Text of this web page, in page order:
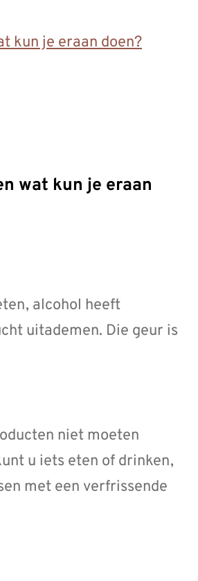
kun je eraan doen?
alcohol heeft
uitademen. Die geur is
niet moeten
u iets eten of drinken,
met een verfrissende